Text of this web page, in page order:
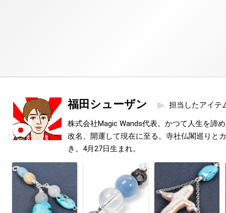
福田シューザン 担当したアイテ
株式会社Magic Wands代表。かつて人生を諦
改名、開運して現在に至る。寺社仏閣巡りと
き。4月27日生まれ。